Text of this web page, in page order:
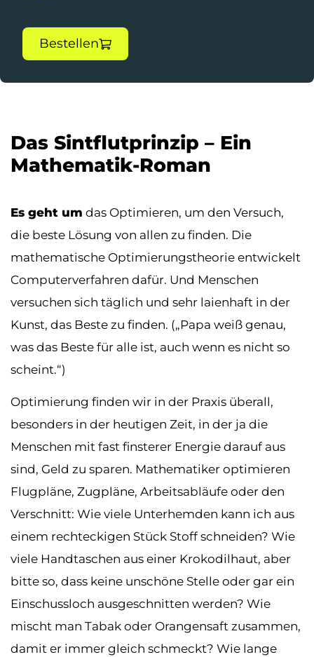
Bestellen
Das Sintflutprinzip – Ein
Mathematik-Roman
Es geht um das Optimieren, um den Versuch,
die beste Lösung von allen zu finden. Die
mathematische Optimierungstheorie entwickelt
Computerverfahren dafür. Und Menschen
versuchen sich täglich und sehr laienhaft in der
Kunst, das Beste zu finden. („Papa weiß genau,
was das Beste für alle ist, auch wenn es nicht so
scheint.“)
Optimierung finden wir in der Praxis überall,
besonders in der heutigen Zeit, in der ja die
Menschen mit fast finsterer Energie darauf aus
sind, Geld zu sparen. Mathematiker optimieren
Flugpläne, Zugpläne, Arbeitsabläufe oder den
Verschnitt: Wie viele Unterhemden kann ich aus
einem rechteckigen Stück Stoff schneiden? Wie
viele Handtaschen aus einer Krokodilhaut, aber
bitte so, dass keine unschöne Stelle oder gar ein
Einschussloch ausgeschnitten werden? Wie
mischt man Tabak oder Orangensaft zusammen,
damit er immer gleich schmeckt? Wie lange